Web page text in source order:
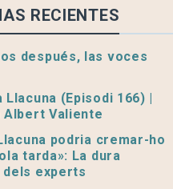
RECIENTES
después, las voces
Llacuna (Episodi 166) |
Albert Valiente
podria cremar-ho
tarda»: La dura
experts